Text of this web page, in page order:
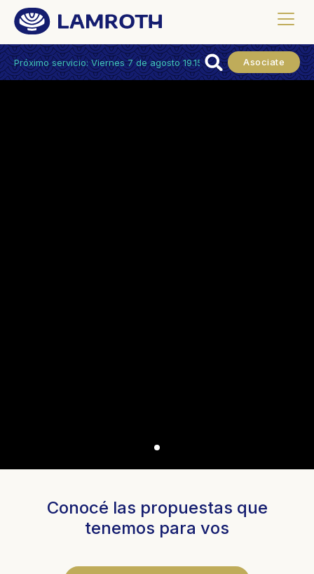
Próximo servicio: Viernes 7 de agosto 19.15hs. Asociate
Conocé las propuestas que
tenemos para vos